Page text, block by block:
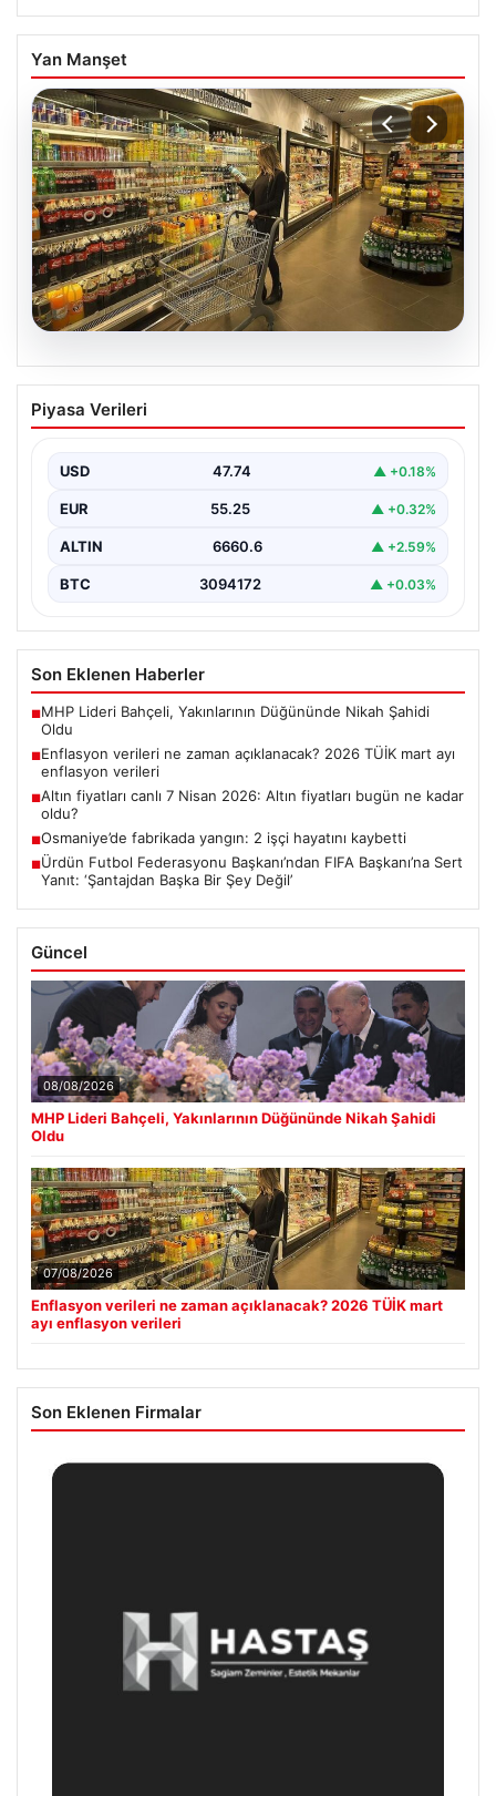
Yan Manşet
07.08.2026
Enflasyon verileri ne zaman
açıklanacak? 2026 TÜİK mart ayı
Piyasa Verileri
USD 47.74 ▲ +0.18%
EUR 55.25 ▲ +0.32%
ALTIN 6660.6 ▲ +2.59%
BTC 3094172 ▲ +0.03%
Son Eklenen Haberler
■MHP Lideri Bahçeli, Yakınlarının Düğününde Nikah Şahidi
Oldu
■Enflasyon verileri ne zaman açıklanacak? 2026 TÜİK mart ayı
enflasyon verileri
■Altın fiyatları canlı 7 Nisan 2026: Altın fiyatları bugün ne kadar
oldu?
■Osmaniye’de fabrikada yangın: 2 işçi hayatını kaybetti
■Ürdün Futbol Federasyonu Başkanı’ndan FIFA Başkanı’na Sert
Yanıt: ‘Şantajdan Başka Bir Şey Değil’
Güncel
08/08/2026
MHP Lideri Bahçeli, Yakınlarının Düğününde Nikah Şahidi
Oldu
07/08/2026
Enflasyon verileri ne zaman açıklanacak? 2026 TÜİK mart
ayı enflasyon verileri
Son Eklenen Firmalar